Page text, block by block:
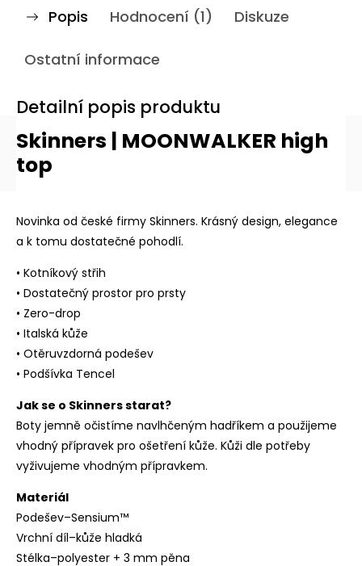
Popis Hodnocení (1) Diskuze
Ostatní informace
Detailní popis produktu
Skinners | MOONWALKER high
top
Novinka od české firmy Skinners. Krásný design, elegance
a k tomu dostatečné pohodlí.
• Kotníkový střih
• Dostatečný prostor pro prsty
• Zero-drop
• Italská kůže
• Otěruvzdorná podešev
• Podšívka Tencel
Jak se o Skinners starat?
Boty jemně očistíme navlhčeným hadříkem a použijeme
vhodný přípravek pro ošetření kůže. Kůži dle potřeby
vyživujeme vhodným přípravkem.
Materiál
Podešev–Sensium™
Vrchní díl–kůže hladká
Stélka–polyester + 3 mm pěna